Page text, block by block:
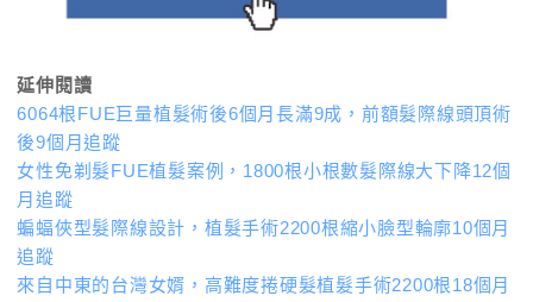
延伸閱讀
6064根FUE巨量植髮術後6個月長滿9成，前額髮際線頭頂術
後9個月追蹤
女性免剃髮FUE植髮案例，1800根小根數髮際線大下降12個
月追蹤
蝙蝠俠型髮際線設計，植髮手術2200根縮小臉型輪廓10個月
追蹤
來自中東的台灣女婿，高難度捲硬髮植髮手術2200根18個月